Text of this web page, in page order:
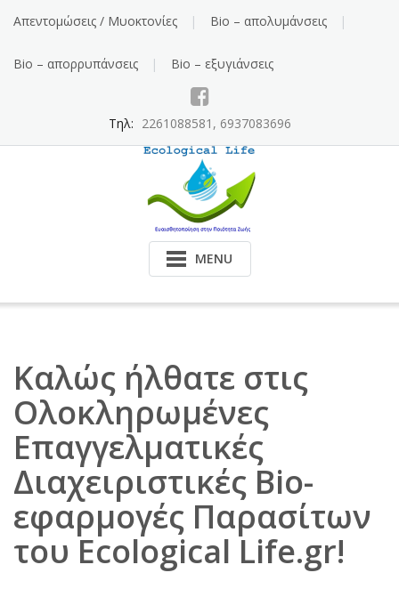
Απεντομώσεις / Μυοκτονίες Bio – απολυμάνσεις
Bio – απορρυπάνσεις Bio – εξυγιάνσεις
Τηλ: 2261088581, 6937083696
MENU
Καλώς ήλθατε στις
Ολοκληρωμένες
Επαγγελματικές
Διαχειριστικές Bio-
εφαρμογές Παρασίτων
του Ecological Life.gr!